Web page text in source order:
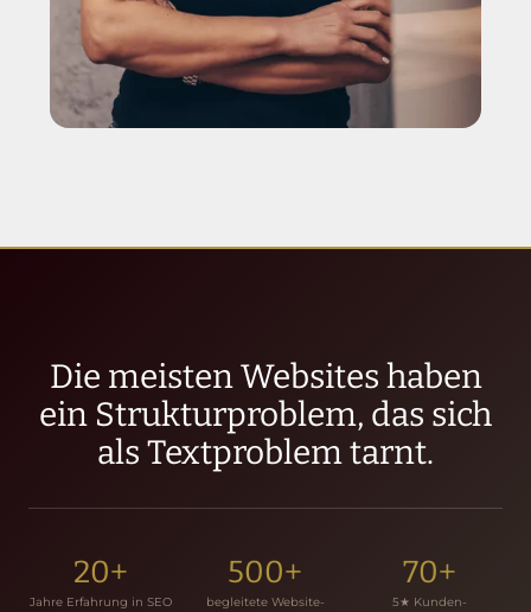
Die meisten Websites haben
ein Strukturproblem, das sich
als Textproblem tarnt.
20+
Jahre Erfahrung in SEO
500+
begleitete Website-
70+
5★ Kunden-